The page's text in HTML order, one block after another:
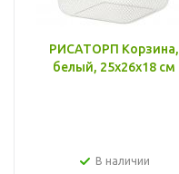
РИСАТОРП Корзина,
белый, 25x26x18 см
В наличии